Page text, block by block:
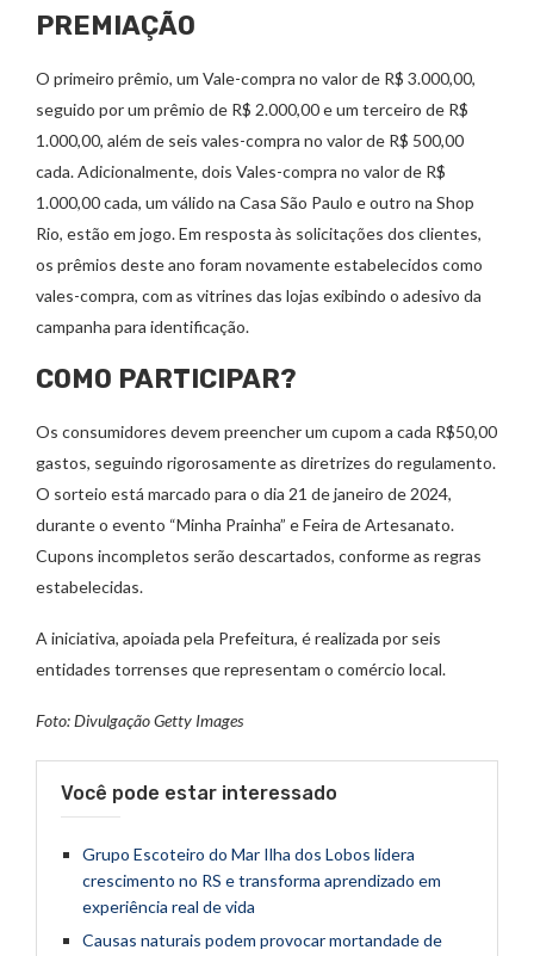
PREMIAÇÃO
O primeiro prêmio, um Vale-compra no valor de R$ 3.000,00,
seguido por um prêmio de R$ 2.000,00 e um terceiro de R$
1.000,00, além de seis vales-compra no valor de R$ 500,00
cada. Adicionalmente, dois Vales-compra no valor de R$
1.000,00 cada, um válido na Casa São Paulo e outro na Shop
Rio, estão em jogo. Em resposta às solicitações dos clientes,
os prêmios deste ano foram novamente estabelecidos como
vales-compra, com as vitrines das lojas exibindo o adesivo da
campanha para identificação.
COMO PARTICIPAR?
Os consumidores devem preencher um cupom a cada R$50,00
gastos, seguindo rigorosamente as diretrizes do regulamento.
O sorteio está marcado para o dia 21 de janeiro de 2024,
durante o evento “Minha Prainha” e Feira de Artesanato.
Cupons incompletos serão descartados, conforme as regras
estabelecidas.
A iniciativa, apoiada pela Prefeitura, é realizada por seis
entidades torrenses que representam o comércio local.
Foto: Divulgação Getty Images
Você pode estar interessado
Grupo Escoteiro do Mar Ilha dos Lobos lidera
crescimento no RS e transforma aprendizado em
experiência real de vida
Causas naturais podem provocar mortandade de